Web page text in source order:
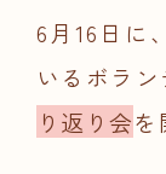
6月16日に
いるボラ
り返り会を